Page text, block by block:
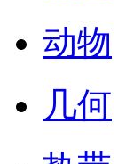
动物
几何